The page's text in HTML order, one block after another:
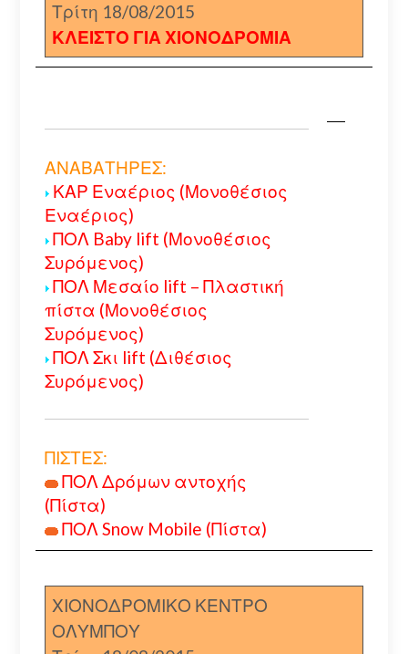
Τρίτη 18/08/2015
ΚΛΕΙΣΤΟ ΓΙΑ ΧΙΟΝΟΔΡΟΜΙΑ
ΑΝΑΒΑΤΗΡΕΣ:
ΚΑΡ Εναέριος (Μονοθέσιος
Εναέριος)
ΠΟΛ Baby lift (Μονοθέσιος
Συρόμενος)
ΠΟΛ Μεσαίο lift – Πλαστική
πίστα (Μονοθέσιος
Συρόμενος)
ΠΟΛ Σκι lift (Διθέσιος
Συρόμενος)
ΠΙΣΤΕΣ:
ΠΟΛ Δρόμων αντοχής
(Πίστα)
ΠΟΛ Snow Mobile (Πίστα)
ΧΙΟΝΟΔΡΟΜΙΚΟ ΚΕΝΤΡΟ
ΟΛΥΜΠΟΥ